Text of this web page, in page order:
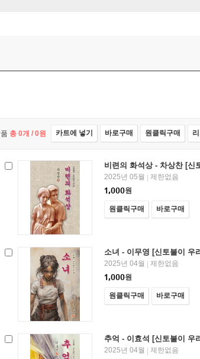
총 0개 / 0원 카트에 넣기 바로구매 원클릭구매
비련의 화석상 - 차상찬 [신
2025년 05월
제한없음
1,000원
원클릭구매 바로구매
소녀 - 이무영 [신토불이 우
2025년 04월
제한없음
1,000원
원클릭구매 바로구매
추억 - 이효석 [신토불이 우
2025년 04월
제한없음